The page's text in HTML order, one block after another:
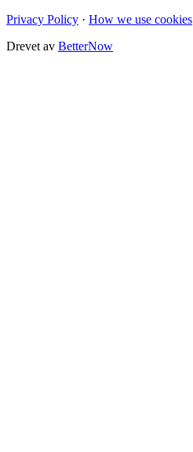
Privacy Policy · How we use cookies
Drevet av BetterNow